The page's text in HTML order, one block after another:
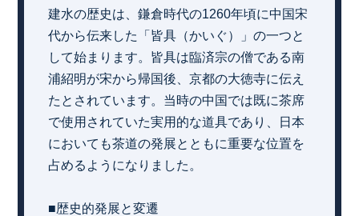
建水の歴史は、鎌倉時代の1260年頃に中国宋
代から伝来した「皆具（かいぐ）」の一つと
して始まります。皆具は臨済宗の僧である南
浦紹明が宋から帰国後、京都の大徳寺に伝え
たとされています。当時の中国では既に茶席
で使用されていた実用的な道具であり、日本
においても茶道の発展とともに重要な位置を
占めるようになりました。
■歴史的発展と変遷